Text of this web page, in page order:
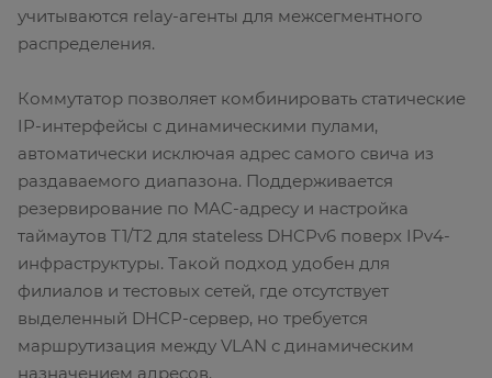
учитываются relay-агенты для межсегментного
распределения.
Коммутатор позволяет комбинировать статические
IP-интерфейсы с динамическими пулами,
автоматически исключая адрес самого свича из
раздаваемого диапазона. Поддерживается
резервирование по MAC-адресу и настройка
таймаутов T1/T2 для stateless DHCPv6 поверх IPv4-
инфраструктуры. Такой подход удобен для
филиалов и тестовых сетей, где отсутствует
выделенный DHCP-сервер, но требуется
маршрутизация между VLAN с динамическим
назначением адресов.